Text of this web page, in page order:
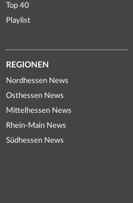
Top 40
Playlist
REGIONEN
Nordhessen News
Osthessen News
Mittelhessen News
Rhein-Main News
Südhessen News